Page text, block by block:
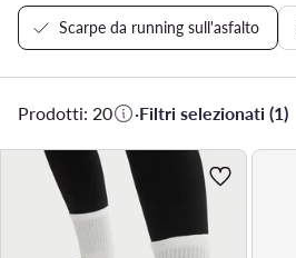
Scarpe da running sull'asfalto
Prodotti: 20 ·Filtri selezionati (1)